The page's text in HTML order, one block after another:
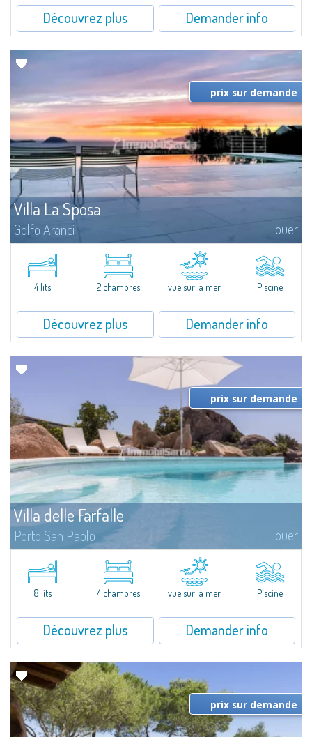
Découvrez plus Demander info
Villa La Sposa
Golfo Aranci Louer
Villa La Sposa is an exclusive detached villa with a saltwater infinity pool
boasting a breathtaking view of the sea. From here you will almost feel as if
you are touching the sea: you can admire it silhouetted at 180°...
prix sur demande
4 lits 2 chambres vue sur la mer Piscine
Découvrez plus Demander info
Villa delle Farfalle
Porto San Paolo Louer
​Junipers, strawberry trees and olive trees sloping down to the famous
beaches of Cala Brandinchi and Lu Impostu form the backdrop to the
breathtaking panorama that characterises Villa Delle Farfalle, a fantastic...
prix sur demande
8 lits 4 chambres vue sur la mer Piscine
Découvrez plus Demander info
prix sur demande